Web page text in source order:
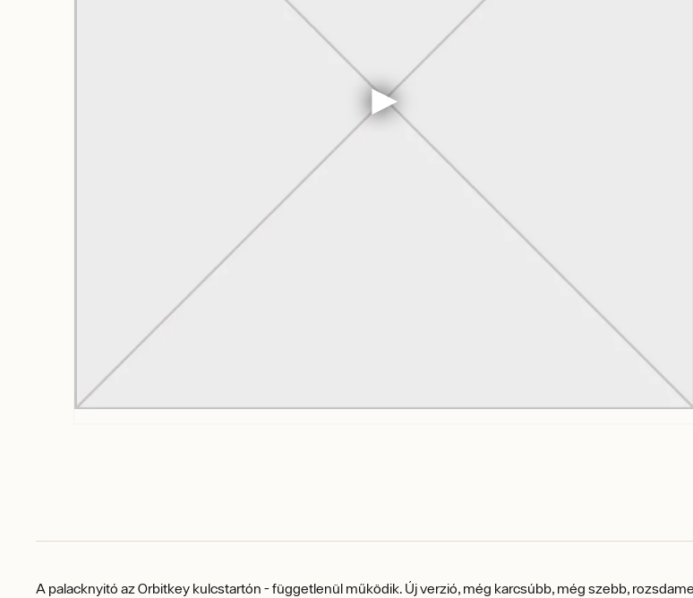
A palacknyitó az Orbitkey kulcstartón - függetlenül működik. Új verzió, még karcsúbb, még szebb,